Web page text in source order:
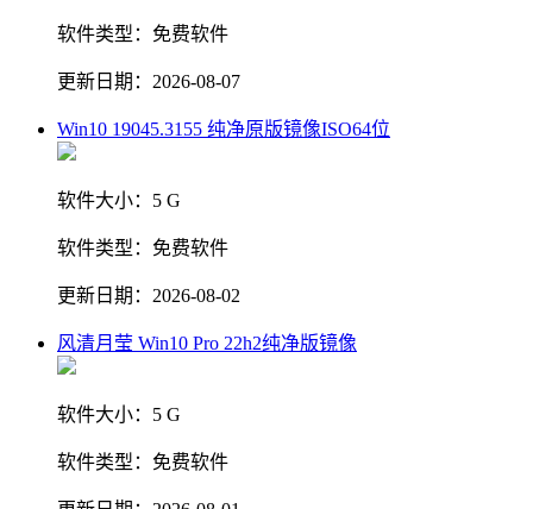
软件类型： 免费软件
更新日期： 2026-08-07
Win10 19045.3155 纯净原版镜像ISO64位
软件大小： 5 G
软件类型： 免费软件
更新日期： 2026-08-02
风清月莹 Win10 Pro 22h2纯净版镜像
软件大小： 5 G
软件类型： 免费软件